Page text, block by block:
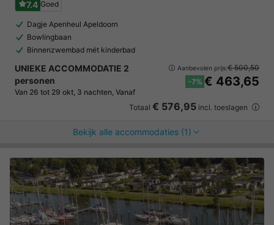
7.4 Goed
Dagje Apenheul Apeldoorn
Bowlingbaan
Binnenzwembad mét kinderbad
UNIEKE ACCOMMODATIE 2
personen
Van 26 tot 29 okt, 3 nachten, Vanaf
Aanbevolen prijs:€ 500,50
-7% € 463,65
Totaal € 576,95 incl. toeslagen
Bekijk alle accommodaties (1)